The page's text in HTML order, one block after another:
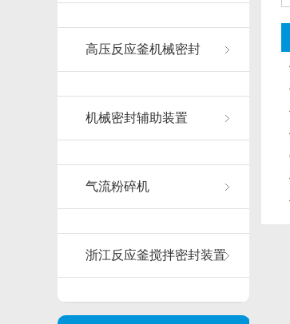
高压反应釜机械密封
机械密封辅助装置
气流粉碎机
浙江反应釜搅拌密封装置